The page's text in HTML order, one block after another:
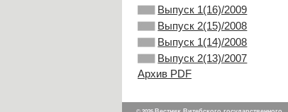
Выпуск 1(16)/2009
Выпуск 2(15)/2008
Выпуск 1(14)/2008
Выпуск 2(13)/2007
Архив PDF